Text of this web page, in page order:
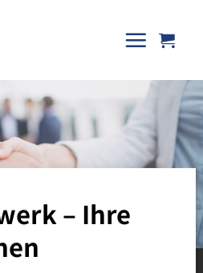
– Ihre